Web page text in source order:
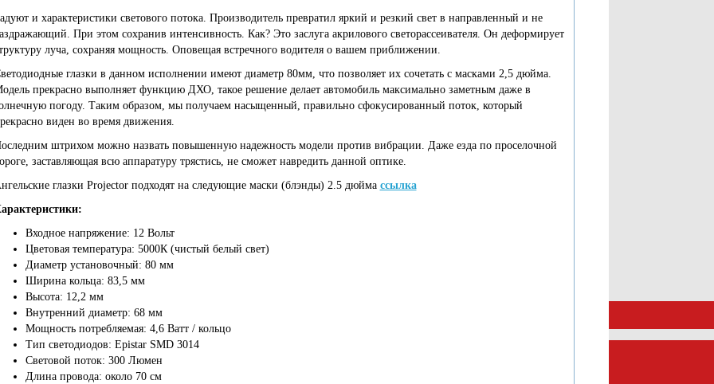
и характеристики светового потока. Производитель превратил яркий и резкий свет в направленный и не
При этом сохранив интенсивность. Как? Это заслуга акрилового светорассеивателя. Он деформирует
луча, сохраняя мощность. Оповещая встречного водителя о вашем приближении.
глазки в данном исполнении имеют диаметр 80мм, что позволяет их сочетать с масками 2,5 дюйма.
прекрасно выполняет функцию ДХО, такое решение делает автомобиль максимально заметным даже в
погоду. Таким образом, мы получаем насыщенный, правильно сфокусированный поток, который
виден во время движения.
штрихом можно назвать повышенную надежность модели против вибрации. Даже езда по проселочной
заставляющая всю аппаратуру трястись, не сможет навредить данной оптике.
глазки Projector подходят на следующие маски (блэнды) 2.5 дюйма ссылка
Входное напряжение: 12 Вольт
Цветовая температура: 5000К (чистый белый свет)
Диаметр установочный: 80 мм
Ширина кольца: 83,5 мм
Высота: 12,2 мм
Внутренний диаметр: 68 мм
Мощность потребляемая: 4,6 Ватт / кольцо
Тип светодиодов: Epistar SMD 3014
Световой поток: 300 Люмен
Длина провода: около 70 см